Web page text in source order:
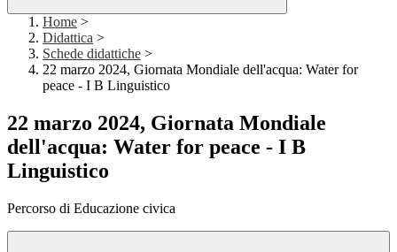
Home >
Didattica >
Schede didattiche >
22 marzo 2024, Giornata Mondiale dell'acqua: Water for
peace - I B Linguistico
22 marzo 2024, Giornata Mondiale
dell'acqua: Water for peace - I B
Linguistico
Percorso di Educazione civica